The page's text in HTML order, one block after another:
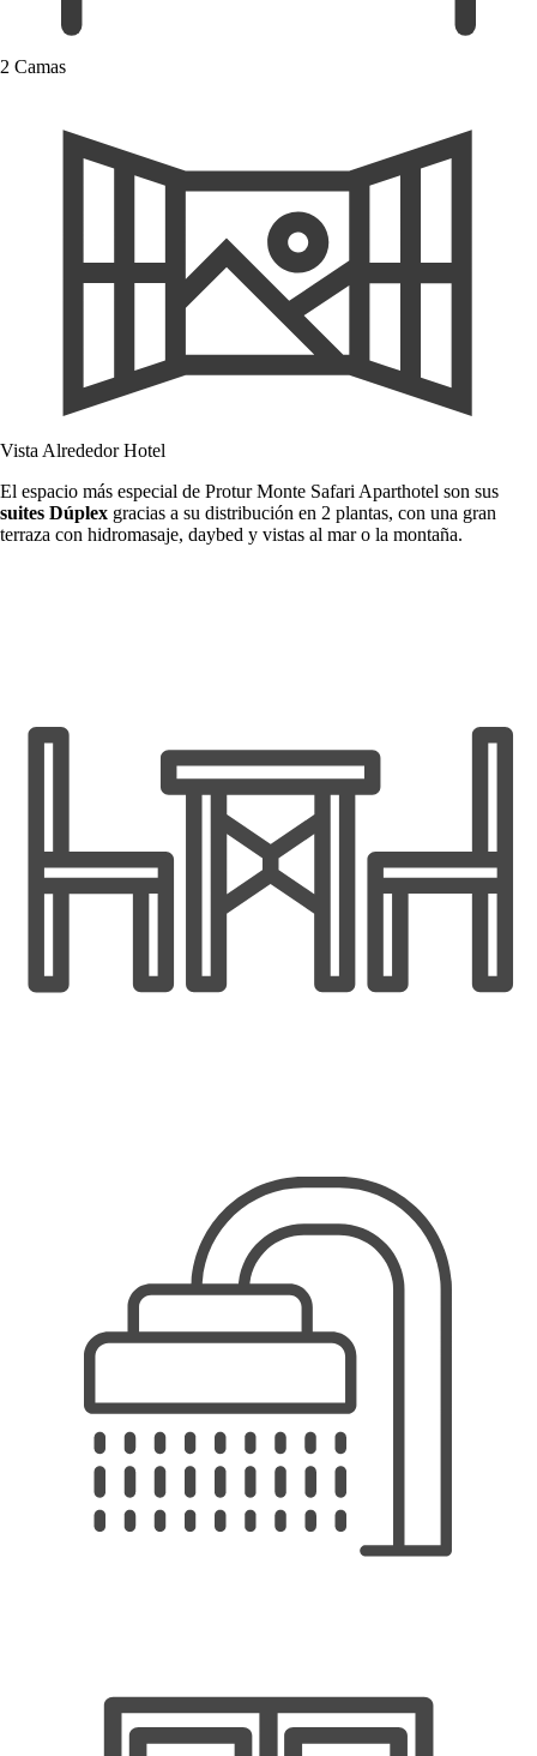
2 Camas
Vista Alrededor Hotel
El espacio más especial de Protur Monte Safari Aparthotel son sus
suites Dúplex gracias a su distribución en 2 plantas, con una gran
terraza con hidromasaje, daybed y vistas al mar o la montaña.